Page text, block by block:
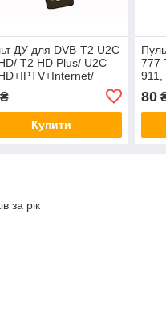
ДУ для DVB-T2 U2C
T2 HD Plus/ U2C
Купити
777
911,
80
за рік